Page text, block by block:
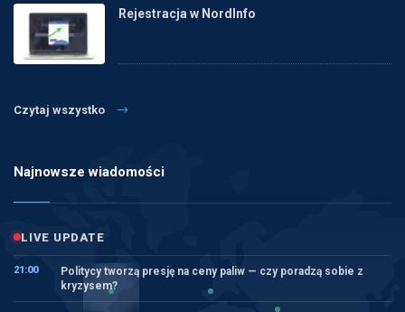
Rejestracja w NordInfo
Czytaj wszystko
Najnowsze wiadomości
LIVE UPDATE
21:00
Politycy tworzą presję na ceny paliw — czy poradzą sobie z
kryzysem?